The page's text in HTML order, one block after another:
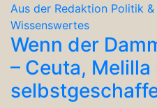
Aus der Redaktion Politik
Wissenswertes
Wenn der
– Ceuta,